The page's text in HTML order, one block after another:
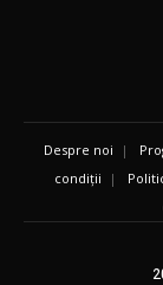
Despre noi |
condiții |